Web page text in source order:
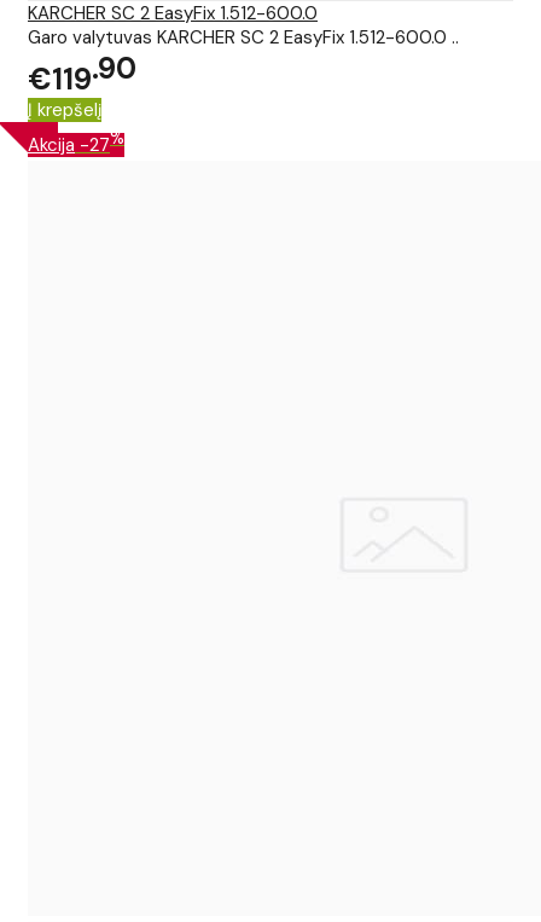
KARCHER SC 2 EasyFix 1.512-600.0
Garo valytuvas KARCHER SC 2 EasyFix 1.512-600.0 ..
€119 90
Į krepšelį
Akcija -27%